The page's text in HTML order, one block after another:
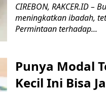
CIREBON, RAKCER.ID
meningkatkan ibadah,
Permintaan terhadap...
Punya Modal
Kecil Ini Bisa